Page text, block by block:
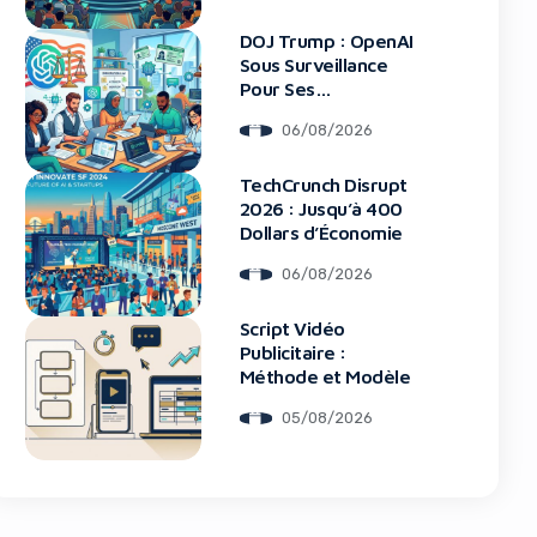
DOJ Trump : OpenAI
Sous Surveillance
Pour Ses
06/08/2026
TechCrunch Disrupt
2026 : Jusqu’à 400
Dollars d’Économie
06/08/2026
Script Vidéo
Publicitaire :
Méthode et Modèle
05/08/2026